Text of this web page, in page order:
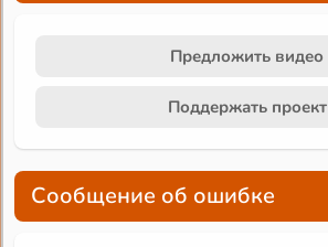
Предложить видео
Поддержать проект
Сообщение об ошибке